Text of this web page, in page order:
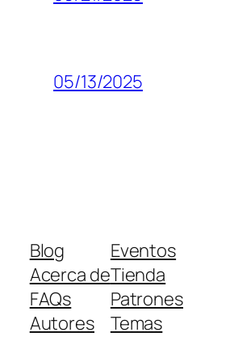
05/13/2025
Blog
Acerca de
FAQs
Autores
Eventos
Tienda
Patrones
Temas